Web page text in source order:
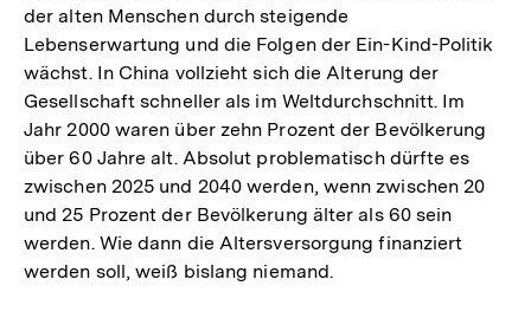
der alten Menschen durch steigende
Lebenserwartung und die Folgen der Ein-Kind-Politik
wächst. In China vollzieht sich die Alterung der
Gesellschaft schneller als im Weltdurchschnitt. Im
Jahr 2000 waren über zehn Prozent der Bevölkerung
über 60 Jahre alt. Absolut problematisch dürfte es
zwischen 2025 und 2040 werden, wenn zwischen 20
und 25 Prozent der Bevölkerung älter als 60 sein
werden. Wie dann die Altersversorgung finanziert
werden soll, weiß bislang niemand.